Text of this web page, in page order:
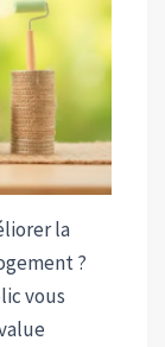
la
?
vous